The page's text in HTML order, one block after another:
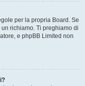
per la propria Board. Se
richiamo. Ti preghiamo di
e phpBB Limited non